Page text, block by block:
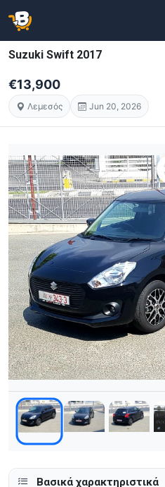
Suzuki Swift 2017
€13,900
Λεμεσός Jun 20, 2026
Βασικά χαρακτηριστικά